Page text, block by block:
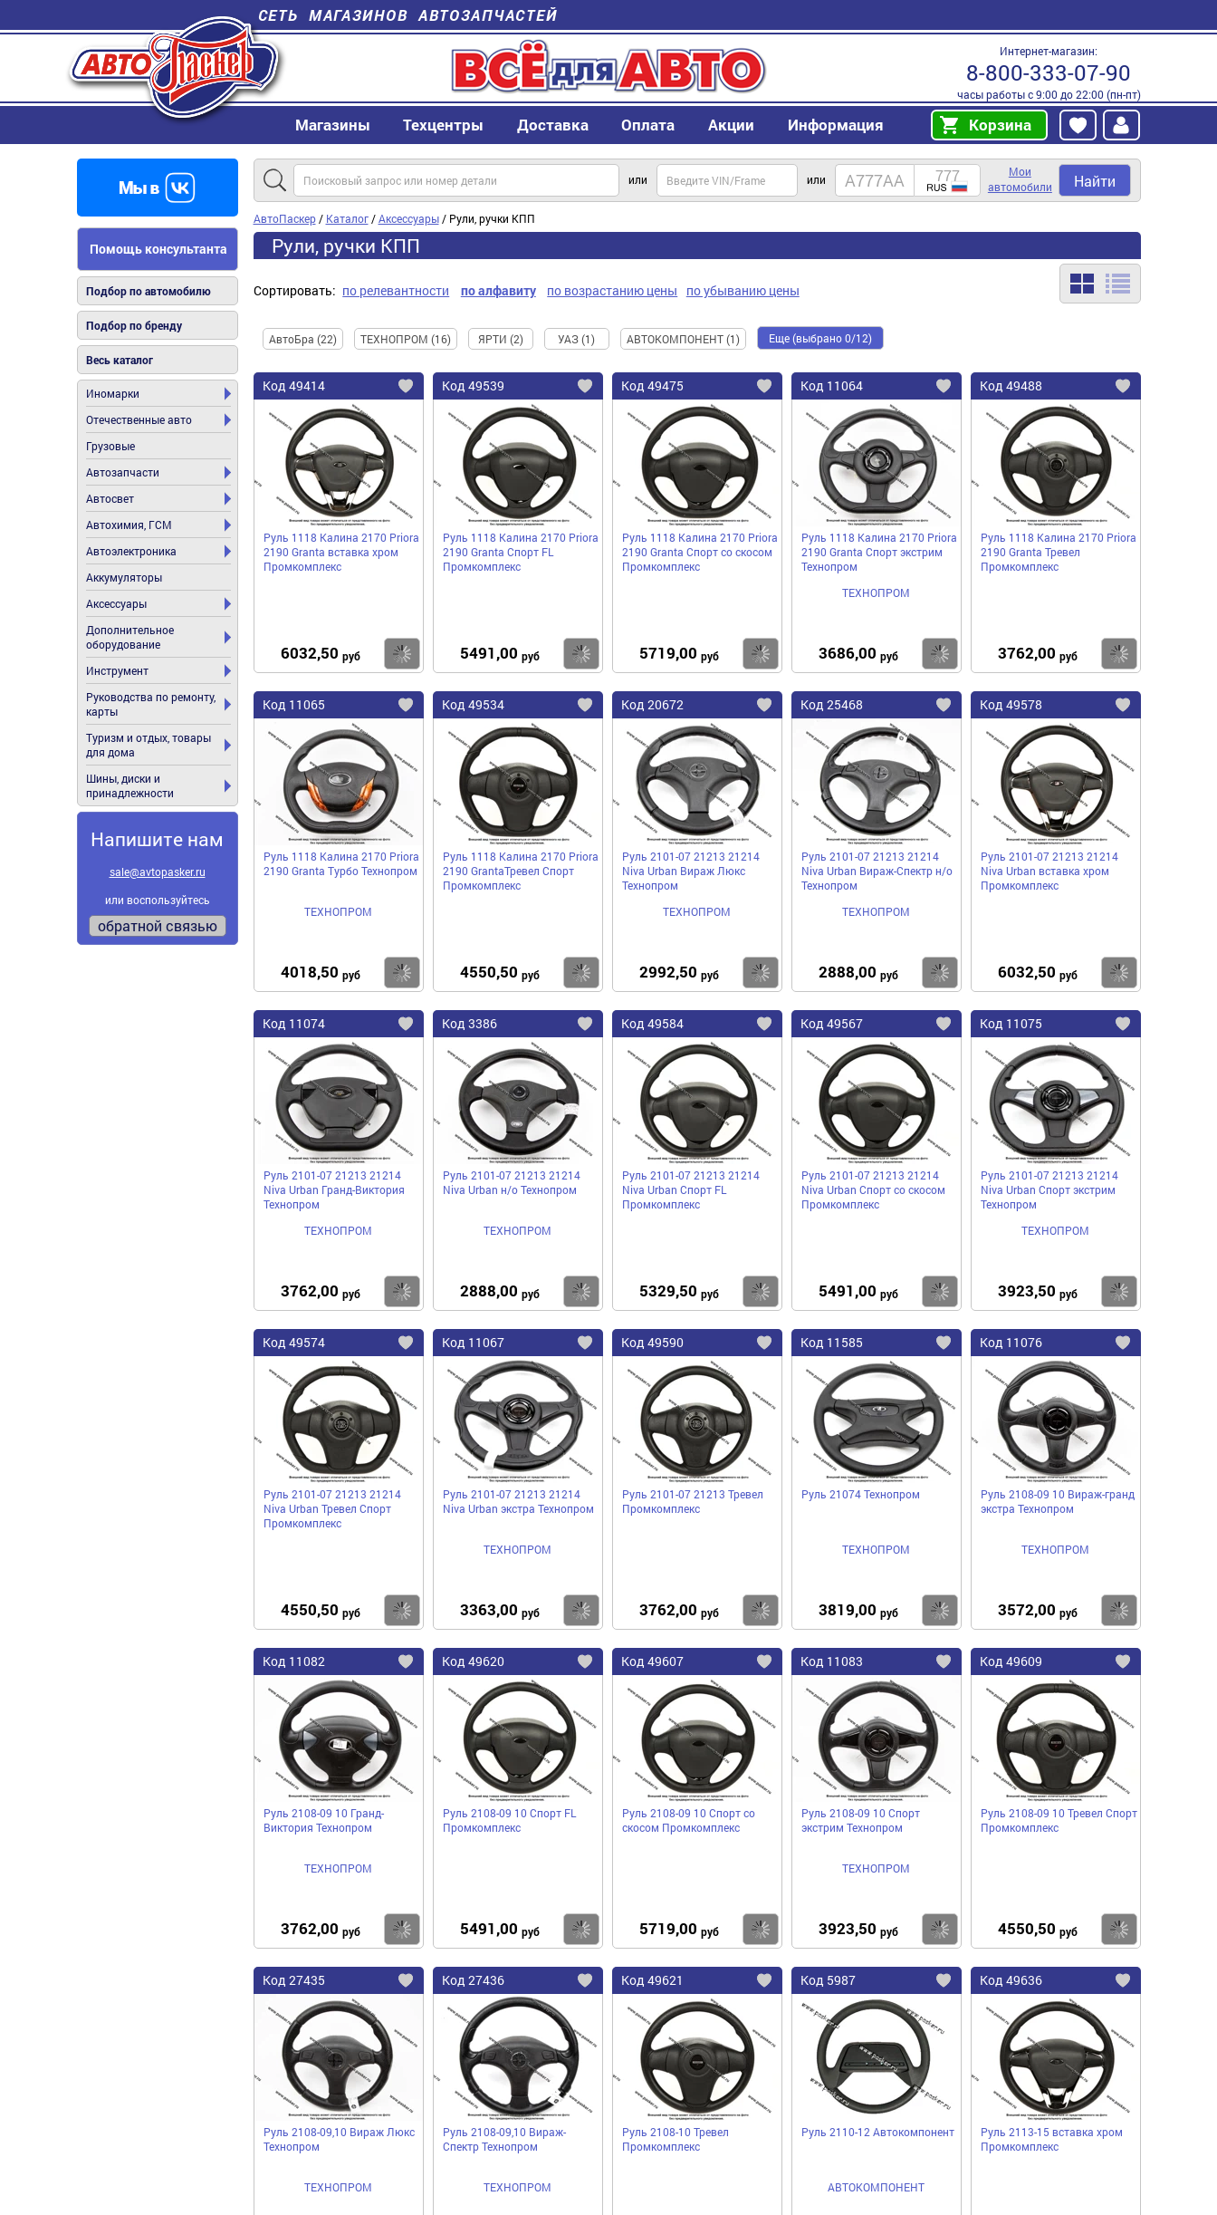
СЕТЬ МАГАЗИНОВ АВТОЗАПЧАСТЕЙ
Интернет-магазин:
8-800-333-07-90
часы работы с 9:00 до 22:00 (пн-пт)
Магазины Техцентры Доставка Оплата Акции Информация Корзина
Помощь консультанта
Подбор по автомобилю
Подбор по бренду
Весь каталог
Иномарки
Отечественные авто
Грузовые
Автозапчасти
Автосвет
Автохимия, ГСМ
Автоэлектроника
Аккумуляторы
Аксессуары
Дополнительное
оборудование
Инструмент
Руководства по ремонту,
карты
Туризм и отдых, товары
для дома
Шины, диски и
принадлежности
Напишите нам
sale@avtopasker.ru
или воспользуйтесь
обратной связью
или или
Мои
автомобили
Найти
АвтоПаскер/ Каталог/Аксессуары/ Рули, ручки КПП
Рули, ручки КПП
Сортировать: по релевантности по алфавиту по возрастанию цены по убыванию цены
АвтоБра (22) ТЕХНОПРОМ (16) ЯРТИ (2) УАЗ (1) АВТОКОМПОНЕНТ (1) Еще (выбрано 0/12)
Код 49414
Добавить
избранное
Руль 1118 Калина 2170 Priora
2190 Granta вставка хром
Промкомплекс
6032,50 руб Купить
Код 49539
Добавить
избранное
Руль 1118 Калина 2170 Priora
2190 Granta Спорт FL
Промкомплекс
5491,00 руб Купить
Код 49475
Добавить
избранное
Руль 1118 Калина 2170 Priora
2190 Granta Спорт со скосом
Промкомплекс
5719,00 руб Купить
Код 11064
Добавить
избранное
Руль 1118 Калина 2170 Priora
2190 Granta Спорт экстрим
Технопром
ТЕХНОПРОМ
3686,00 руб Купить
Код 49488
Руль 1118 Калина 2170 Priora
2190 Granta Тревел
Промкомплекс
3762,00 руб
Код 11065
Добавить
избранное
Руль 1118 Калина 2170 Priora
2190 Granta Турбо Технопром
ТЕХНОПРОМ
4018,50 руб Купить
Код 49534
Добавить
избранное
Руль 1118 Калина 2170 Priora
2190 GrantaТревел Спорт
Промкомплекс
4550,50 руб Купить
Код 20672
Добавить
избранное
Руль 2101-07 21213 21214
Niva Urban Вираж Люкс
Технопром
ТЕХНОПРОМ
2992,50 руб Купить
Код 25468
Добавить
избранное
Руль 2101-07 21213 21214
Niva Urban Вираж-Спектр н/о
Технопром
ТЕХНОПРОМ
2888,00 руб Купить
Код 49578
Руль 2101-07 21213 21214
Niva Urban вставка хром
Промкомплекс
6032,50 руб
Код 11074
Добавить
избранное
Руль 2101-07 21213 21214
Niva Urban Гранд-Виктория
Технопром
ТЕХНОПРОМ
3762,00 руб Купить
Код 3386
Добавить
избранное
Руль 2101-07 21213 21214
Niva Urban н/о Технопром
ТЕХНОПРОМ
2888,00 руб Купить
Код 49584
Добавить
избранное
Руль 2101-07 21213 21214
Niva Urban Спорт FL
Промкомплекс
5329,50 руб Купить
Код 49567
Добавить
избранное
Руль 2101-07 21213 21214
Niva Urban Спорт со скосом
Промкомплекс
5491,00 руб Купить
Код 11075
Руль 2101-07 21213 21214
Niva Urban Спорт экстрим
Технопром
ТЕХНОПРОМ
3923,50 руб
Код 49574
Добавить
избранное
Руль 2101-07 21213 21214
Niva Urban Тревел Спорт
Промкомплекс
4550,50 руб Купить
Код 11067
Добавить
избранное
Руль 2101-07 21213 21214
Niva Urban экстра Технопром
ТЕХНОПРОМ
3363,00 руб Купить
Код 49590
Добавить
избранное
Руль 2101-07 21213 Тревел
Промкомплекс
3762,00 руб Купить
Код 11585
Добавить
избранное
Руль 21074 Технопром
ТЕХНОПРОМ
3819,00 руб Купить
Код 11076
Руль 2108-09 10 Вираж-гранд
экстра Технопром
ТЕХНОПРОМ
3572,00 руб
Код 11082
Добавить
избранное
Руль 2108-09 10 Гранд-
Виктория Технопром
ТЕХНОПРОМ
3762,00 руб Купить
Код 49620
Добавить
избранное
Руль 2108-09 10 Спорт FL
Промкомплекс
5491,00 руб Купить
Код 49607
Добавить
избранное
Руль 2108-09 10 Спорт со
скосом Промкомплекс
5719,00 руб Купить
Код 11083
Добавить
избранное
Руль 2108-09 10 Спорт
экстрим Технопром
ТЕХНОПРОМ
3923,50 руб Купить
Код 49609
Руль 2108-09 10 Тревел Спорт
Промкомплекс
4550,50 руб
Код 27435
Добавить
избранное
Руль 2108-09,10 Вираж Люкс
Технопром
ТЕХНОПРОМ
Код 27436
Добавить
избранное
Руль 2108-09,10 Вираж-
Спектр Технопром
ТЕХНОПРОМ
Код 49621
Добавить
избранное
Руль 2108-10 Тревел
Промкомплекс
Код 5987
Добавить
избранное
Руль 2110-12 Автокомпонент
АВТОКОМПОНЕНТ
Код 49636
Руль 2113-15 вставка хром
Промкомплекс